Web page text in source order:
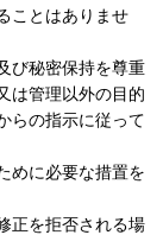
ことはありませ
び秘密保持を尊重
は管理以外の目的
らの指示に従って
めに必要な措置を
正を拒否される場